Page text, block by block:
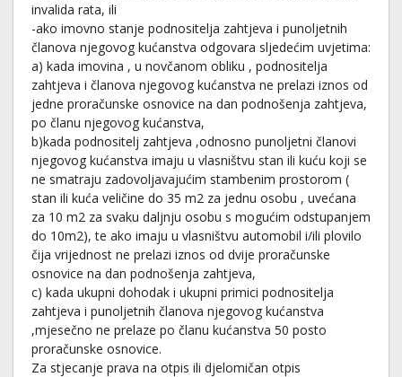
invalida rata, ili
-ako imovno stanje podnositelja zahtjeva i punoljetnih
članova njegovog kućanstva odgovara sljedećim uvjetima:
a) kada imovina , u novčanom obliku , podnositelja
zahtjeva i članova njegovog kućanstva ne prelazi iznos od
jedne proračunske osnovice na dan podnošenja zahtjeva,
po članu njegovog kućanstva,
b)kada podnositelj zahtjeva ,odnosno punoljetni članovi
njegovog kućanstva imaju u vlasništvu stan ili kuću koji se
ne smatraju zadovoljavajućim stambenim prostorom (
stan ili kuća veličine do 35 m2 za jednu osobu , uvećana
za 10 m2 za svaku daljnju osobu s mogućim odstupanjem
do 10m2), te ako imaju u vlasništvu automobil i/ili plovilo
čija vrijednost ne prelazi iznos od dvije proračunske
osnovice na dan podnošenja zahtjeva,
c) kada ukupni dohodak i ukupni primici podnositelja
zahtjeva i punoljetnih članova njegovog kućanstva
,mjesečno ne prelaze po članu kućanstva 50 posto
proračunske osnovice.
Za stjecanje prava na otpis ili djelomičan otpis